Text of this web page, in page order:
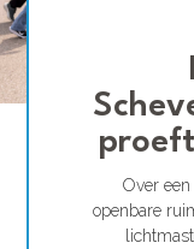
Over
openbare